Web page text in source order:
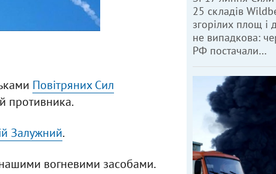
Повітряних Сил
противника.
Залужний.
вогневими засобами.
25 складів
згорілих площ і
не випадкова:
РФ постачали…